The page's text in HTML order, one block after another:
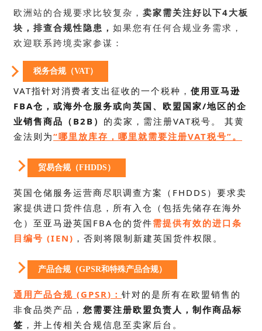
欧洲站的合规要求比较复杂 ， 卖家需关注好以下4大板
块， 排查合规性隐患， 如果您有任何合规业务需求，
欢迎联系跨境卖家参谋 ：
税务合规（VAT）
VAT指针对消费者支出征收的一个税种， 使用亚马逊
FBA仓，或海外仓服务或向英国、欧盟国家/地区的企
业销售商品（B2B） 的卖家，需注册VAT税号。 其黄
金法则为“哪里放库存，哪里就需要注册VAT税号”。
贸易合规（FHDDS）
英国仓储服务运营商尽职调查方案（ FHDDS ）要求卖
家提供进口货件信息，所有入仓（包括先储存在海外
仓）至亚马逊英国FBA仓的货件需提供有效的进口条
目编号 (IEN) ，否则将限制新建英国货件权限。
产品合规（GPSR和特殊产品合规）
通用产品合规 (GPSR)： 针对的是所有在欧盟销售的
非食品类产品， 您需要注册欧盟负责人，制作商品标
签 ，并上传相关合规信息至卖家后台。